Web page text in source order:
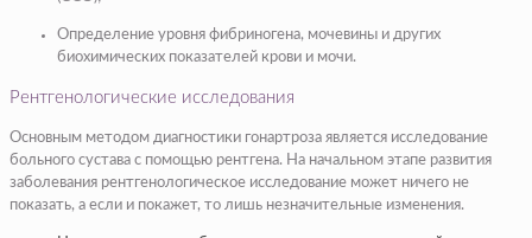
Определение уровня фибриногена, мочевины и других
биохимических показателей крови и мочи.
Рентгенологические исследования
Основным методом диагностики гонартроза является исследование
больного сустава с помощью рентгена. На начальном этапе развития
заболевания рентгенологическое исследование может ничего не
показать, а если и покажет, то лишь незначительные изменения.